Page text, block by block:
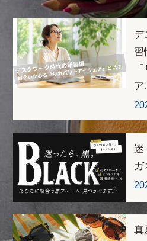
デ
習
迷
ガ
真